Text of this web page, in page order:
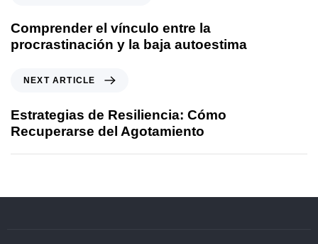
Comprender el vínculo entre la
procrastinación y la baja autoestima
NEXT ARTICLE
Estrategias de Resiliencia: Cómo
Recuperarse del Agotamiento